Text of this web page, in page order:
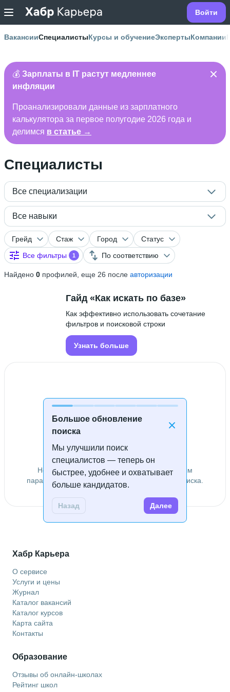
Войти
ВакансииСпециалистыКурсы и обучениеЭкспертыКомпании
💰 Зарплаты в IT растут медленнее
инфляции
Проанализировали данные из зарплатного
калькулятора за первое полугодие 2026 года и
делимся в статье →
Специалисты
Все специализации
Все навыки
Грейд Стаж Город
Статус
Все фильтры
1 По соответствию
Найдено 0 профилей, еще 26 после авторизации
Большое обновление
поиска
Мы улучшили поиск
специалистов — теперь он
быстрее, удобнее и охватывает
больше кандидатов.
Назад Далее
Гайд «Как искать по базе»
Как эффективно использовать сочетание
фильтров и поисковой строки
Узнать больше
Специалисты не найдены
Не удалось найти специалистов по заданным
параметрам. Попробуйте изменить условия поиска.
Хабр Карьера
О сервисе
Услуги и цены
Журнал
Каталог вакансий
Каталог курсов
Карта сайта
Контакты
Образование
Отзывы об онлайн-школах
Рейтинг школ